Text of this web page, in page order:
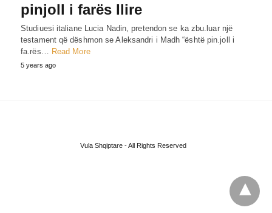
pinjoll i farës Ilire
Studiuesi italiane Lucia Nadin, pretendon se ka zbu.luar një
testament që dëshmon se Aleksandri i Madh “është pin.joll i
fa.rës… Read More
5 years ago
Vula Shqiptare - All Rights Reserved